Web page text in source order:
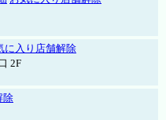
に入り店舗解除
2F
除